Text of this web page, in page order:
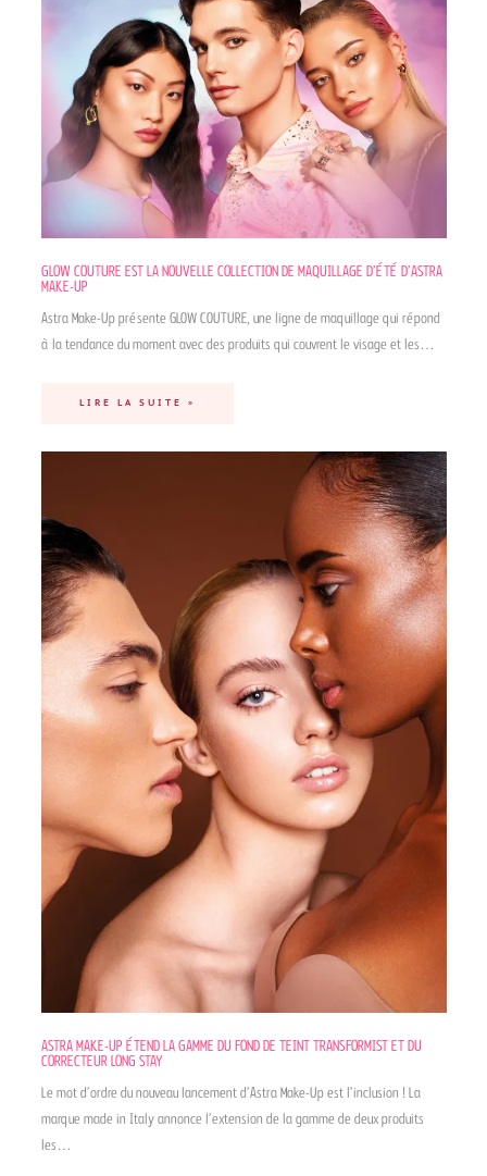
GLOW COUTURE EST LA NOUVELLE COLLECTION DE MAQUILLAGE D’ÉTÉ D’ASTRA
MAKE-UP
Astra Make-Up présente GLOW COUTURE, une ligne de maquillage qui répond
à la tendance du moment avec des produits qui couvrent le visage et les…
LIRE LA SUITE »
ASTRA MAKE-UP ÉTEND LA GAMME DU FOND DE TEINT TRANSFORMIST ET DU
CORRECTEUR LONG STAY
Le mot d’ordre du nouveau lancement d’Astra Make-Up est l’inclusion ! La
marque made in Italy annonce l’extension de la gamme de deux produits
les…